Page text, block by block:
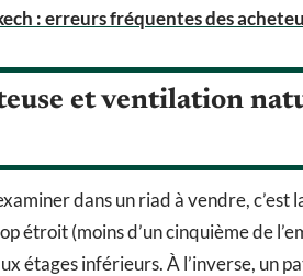
: erreurs fréquentes des
et ventilation
dans un riad à vendre,
étroit (moins d’un cinquième de
étages inférieurs. À l’inverse, un